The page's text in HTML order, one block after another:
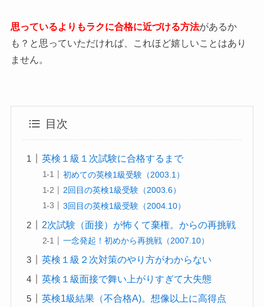
思っているよりもラクに合格に近づける方法があるか
も？と思っていただければ、これほど嬉しいことはあり
ません。
目次
英検１級１次試験に合格するまで
初めての英検1級受験（2003.1）
2回目の英検1級受験（2003.6）
3回目の英検1級受験（2004.10）
2次試験（面接）が怖くて棄権。からの再挑戦
一念発起！初めから再挑戦（2007.10）
英検１級２次対策のやり方がわからない
英検１級面接で舞い上がりすぎて大失態
英検1級結果（不合格A)。想像以上に高得点